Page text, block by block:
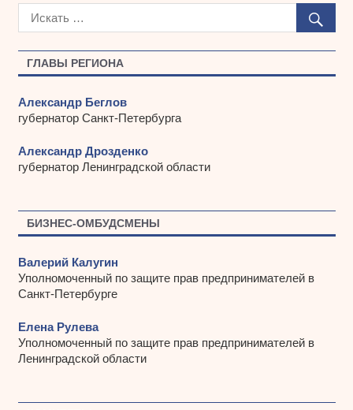
ГЛАВЫ РЕГИОНА
Александр Беглов
губернатор Санкт-Петербурга
Александр Дрозденко
губернатор Ленинградской области
БИЗНЕС-ОМБУДСМЕНЫ
Валерий Калугин
Уполномоченный по защите прав предпринимателей в
Санкт-Петербурге
Елена Рулева
Уполномоченный по защите прав предпринимателей в
Ленинградской области
х
ы